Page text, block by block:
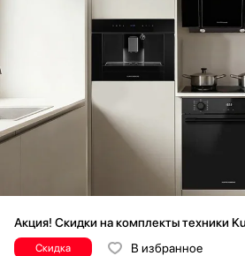
Акция! Скидки на комплекты техники
Скидка В избранное